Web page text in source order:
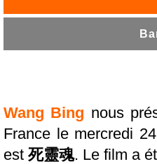
Wang Bing nous
France le mercredi
est 死靈魂. Le film a